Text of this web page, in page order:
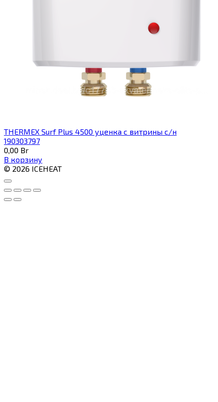
THERMEX Surf Plus 4500 уценка с витрины с/н
190303797
0,00 Br
В корзину
© 2026 ICEHEAT